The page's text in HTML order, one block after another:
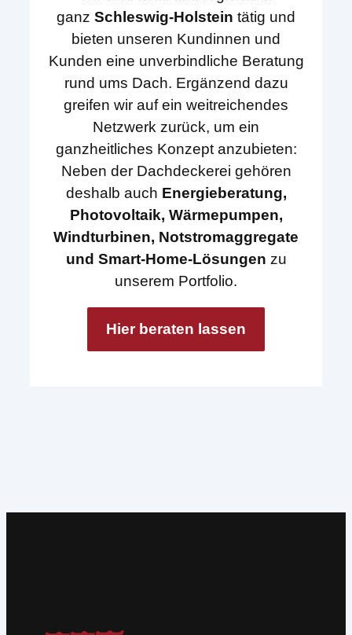
ganz Schleswig-Holstein tätig und
bieten unseren Kundinnen und
Kunden eine unverbindliche Beratung
rund ums Dach. Ergänzend dazu
greifen wir auf ein weitreichendes
Netzwerk zurück, um ein
ganzheitliches Konzept anzubieten:
Neben der Dachdeckerei gehören
deshalb auch Energieberatung,
Photovoltaik, Wärmepumpen,
Windturbinen, Notstromaggregate
und Smart-Home-Lösungen zu
unserem Portfolio.
Hier beraten lassen